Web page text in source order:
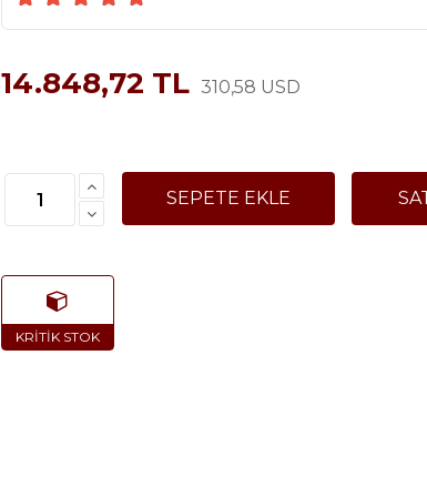
14.848,72 TL 310,58 USD